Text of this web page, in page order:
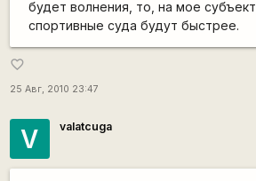
будет волнения, то, на мое
спортивные суда будут быстрее.
favorite_border
25 Авг, 2010 23:47
V valatcuga